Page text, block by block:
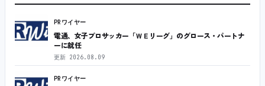
PRワイヤー
電通、女子プロサッカー「ＷＥリーグ」のグロース・パートナ
ーに就任
更新 2026.08.09
PRワイヤー